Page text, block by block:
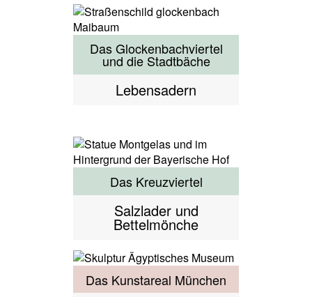
Das Glockenbachviertel
und die Stadtbäche
Lebensadern
Das Kreuzviertel
Salzlader und
Bettelmönche
Das Kunstareal München